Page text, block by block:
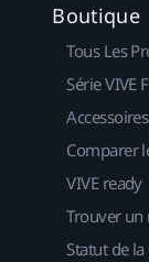
Boutique
Tous Les
Série VIVE
Accessoires
Comparer
VIVE ready
Trouver un
Statut de